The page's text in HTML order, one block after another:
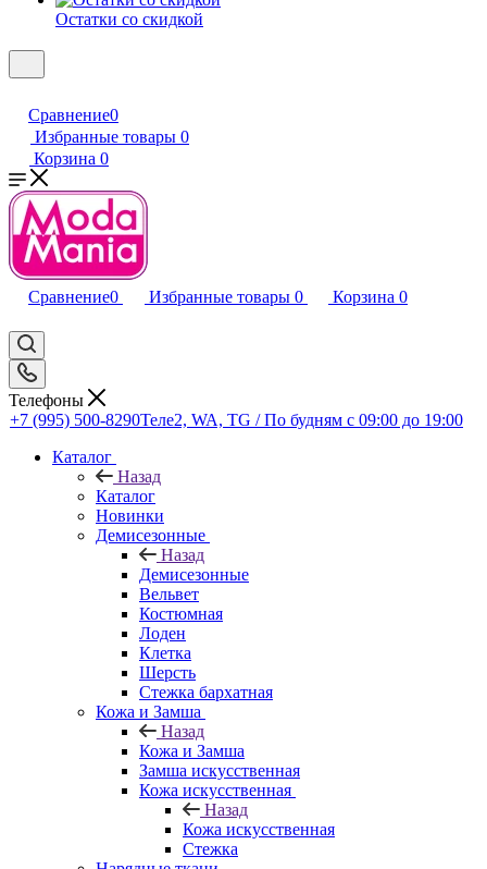
Остатки со скидкой
Сравнение0
Избранные товары 0
Корзина 0
Сравнение0 Избранные товары 0 Корзина 0
Телефоны
+7 (995) 500-8290Теле2, WA, TG / По будням c 09:00 до 19:00
Каталог
Назад
Каталог
Новинки
Демисезонные
Назад
Демисезонные
Вельвет
Костюмная
Лоден
Клетка
Шерсть
Стежка бархатная
Кожа и Замша
Назад
Кожа и Замша
Замша искусственная
Кожа искусственная
Назад
Кожа искусственная
Стежка